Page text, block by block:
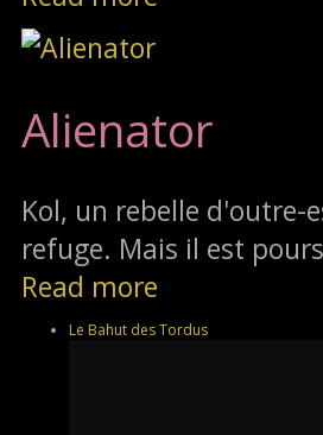
Alienator
Kol, un rebelle d'outre-
refuge. Mais il est
Read more
Le Bahut des Tordus